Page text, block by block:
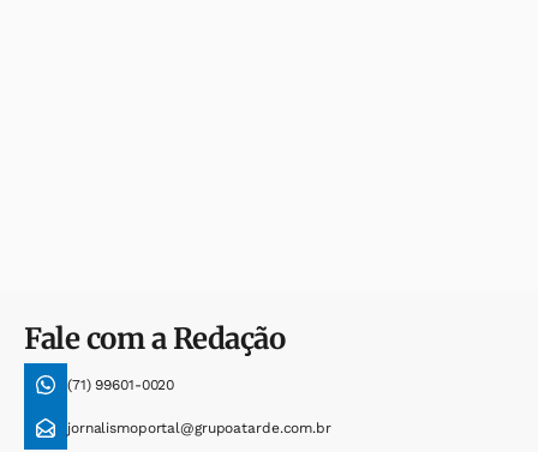
Fale com a Redação
(71) 99601-0020
jornalismoportal@grupoatarde.com.br